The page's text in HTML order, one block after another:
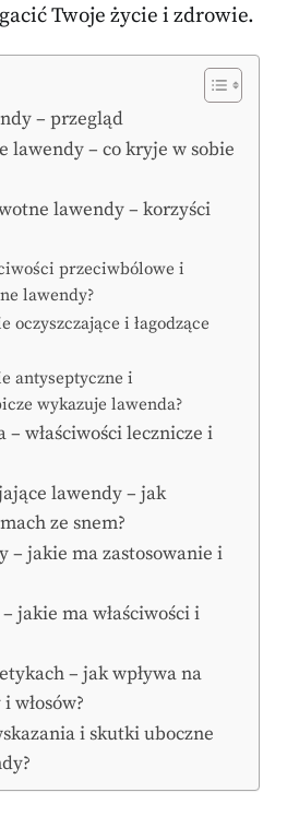
Twoje życie i zdrowie.
– przegląd
lawendy – co kryje w sobie
lawendy – korzyści
przeciwbólowe i
lawendy?
oczyszczające i łagodzące
antyseptyczne i
wykazuje lawenda?
– właściwości lecznicze i
lawendy – jak
ze snem?
– jakie ma zastosowanie i
jakie ma właściwości i
– jak wpływa na
włosów?
i skutki uboczne